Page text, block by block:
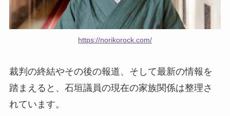
https://norikorock.com/
裁判の終結やその後の報道、そして最新の情報を
踏まえると、石垣議員の現在の家族関係は整理さ
れています。